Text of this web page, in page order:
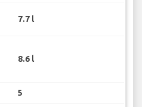
7.7 l
8.6 l
5